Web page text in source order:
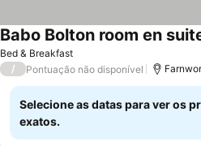
Bed & Breakfast
Babo Bolton room en
/ Pontuação não disponível
Selecione as datas para ver os
exatos.